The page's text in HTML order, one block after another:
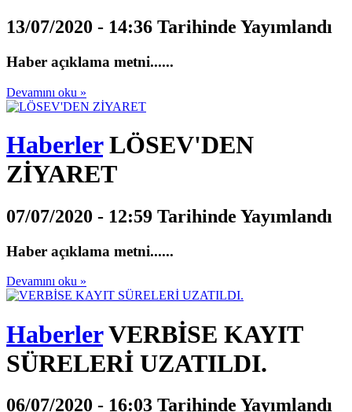
13/07/2020 - 14:36 Tarihinde Yayımlandı
Haber açıklama metni......
Devamını oku »
HaberlerLÖSEV'DEN
ZİYARET
07/07/2020 - 12:59 Tarihinde Yayımlandı
Haber açıklama metni......
Devamını oku »
HaberlerVERBİSE KAYIT
SÜRELERİ UZATILDI.
06/07/2020 - 16:03 Tarihinde Yayımlandı